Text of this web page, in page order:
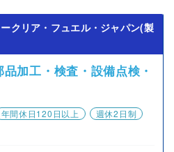
クリア・フュエル・ジャパン(製
加工・検査・設備点検・
年間休日120日以上
週休2日制